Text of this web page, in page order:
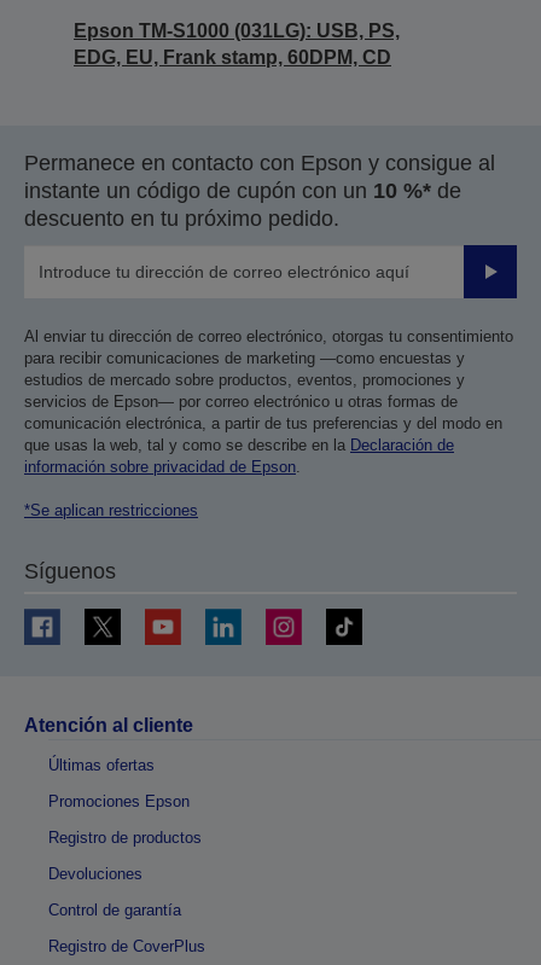
Epson TM-S1000 (031LG): USB, PS,
EDG, EU, Frank stamp, 60DPM, CD
Permanece en contacto con Epson y consigue al
instante un código de cupón con un 10 %* de
descuento en tu próximo pedido.
Enviar
Al enviar tu dirección de correo electrónico, otorgas tu consentimiento
para recibir comunicaciones de marketing —como encuestas y
estudios de mercado sobre productos, eventos, promociones y
servicios de Epson— por correo electrónico u otras formas de
comunicación electrónica, a partir de tus preferencias y del modo en
que usas la web, tal y como se describe en la Declaración de
información sobre privacidad de Epson.
*Se aplican restricciones
Síguenos
Atención al cliente
Últimas ofertas
Promociones Epson
Registro de productos
Devoluciones
Control de garantía
Registro de CoverPlus